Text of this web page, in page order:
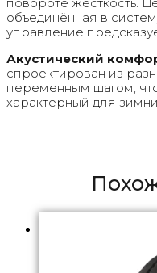
объединённая в
управление
Акустический
спроектирован из
переменным шагом,
характерный для